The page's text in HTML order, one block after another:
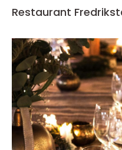
Restaurant